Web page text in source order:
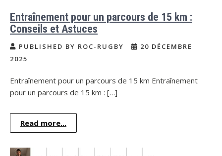
Entraînement pour un parcours de 15 km :
Conseils et Astuces
PUBLISHED BY ROC-RUGBY
20 DÉCEMBRE
2025
Entraînement pour un parcours de 15 km Entraînement
pour un parcours de 15 km : […]
Read more...